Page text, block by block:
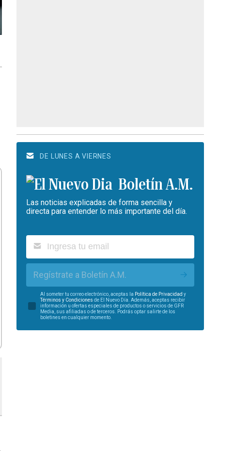
DE LUNES A VIERNES
Boletín A.M.
Las noticias explicadas de forma sencilla y
directa para entender lo más importante del día.
Regístrate a Boletín A.M.
Al someter tu correo electrónico, aceptas la Política de Privacidad y
Términos y Condiciones de El Nuevo Día. Además, aceptas recibir
información u ofertas especiales de productos o servicios de GFR
Media, sus afiliadas o de terceros. Podrás optar salirte de los
boletines en cualquier momento.